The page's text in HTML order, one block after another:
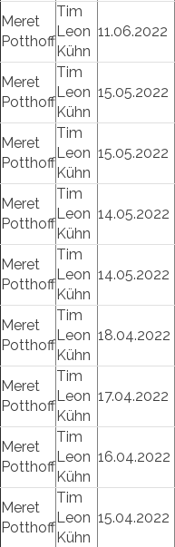
Meret
Potthoff
Tim
Leon
Kühn
11.06.2022
Meret
Potthoff
Tim
Leon
Kühn
15.05.2022
Meret
Potthoff
Tim
Leon
Kühn
15.05.2022
Meret
Potthoff
Tim
Leon
Kühn
14.05.2022
Meret
Potthoff
Tim
Leon
Kühn
14.05.2022
Meret
Potthoff
Tim
Leon
Kühn
18.04.2022
Meret
Potthoff
Tim
Leon
Kühn
17.04.2022
Meret
Potthoff
Tim
Leon
Kühn
16.04.2022
Meret
Potthoff
Tim
Leon
Kühn
15.04.2022